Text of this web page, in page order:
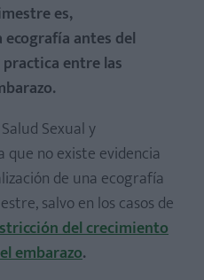
es,
antes del
entre las
Sexual y
que no existe evidencia
de una ecografía
salvo en los casos de
del crecimiento
embarazo.